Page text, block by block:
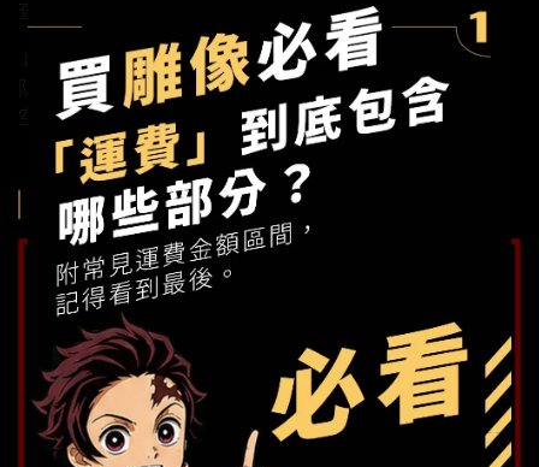
查看最新預購商品：https://reurl.cc/E2qL2A
🚩TOYER複合式展間《玩具給庫》
防疫因應措施：https://reurl.cc/L0vZRL
空間租賃說明：https://reurl.cc/kV43Zq
購買須知